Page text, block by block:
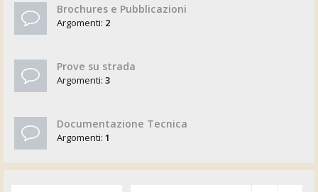
Brochures e Pubblicazioni
Argomenti: 2
Prove su strada
Argomenti: 3
Documentazione Tecnica
Argomenti: 1